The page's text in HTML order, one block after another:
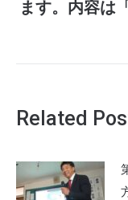
ます。内容は
Related